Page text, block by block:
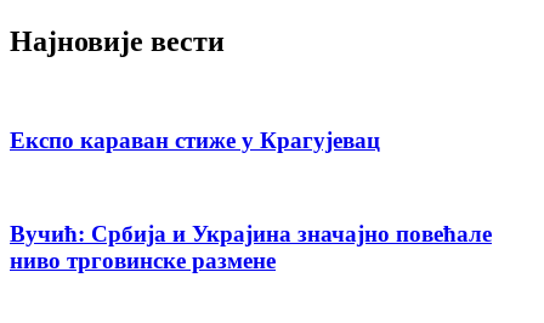
Најновије вести
Експо караван стиже у Крагујевац
Вучић: Србија и Украјина значајно повећале
ниво трговинске размене